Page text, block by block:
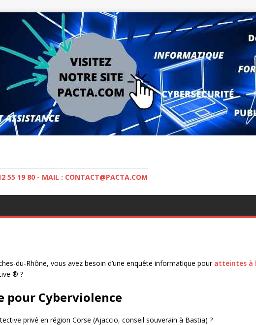
55 19 80 - MAIL : CONTACT@PACTA.COM
du-Rhône, vous avez besoin d’une enquête informatique pour atteintes à
® ?
Cyberviolence
privé en région Corse (Ajaccio, conseil souverain à Bastia) ?